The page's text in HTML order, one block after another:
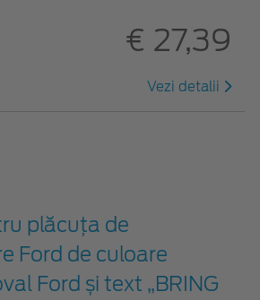
€ 27,39
Vezi detalii
plăcuța de
Ford de culoare
Ford și text „BRING